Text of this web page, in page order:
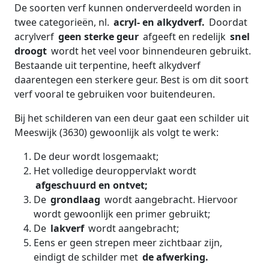
De soorten verf kunnen onderverdeeld worden in
twee categorieën, nl. acryl- en alkydverf. Doordat
acrylverf geen sterke geur afgeeft en redelijk snel
droogt wordt het veel voor binnendeuren gebruikt.
Bestaande uit terpentine, heeft alkydverf
daarentegen een sterkere geur. Best is om dit soort
verf vooral te gebruiken voor buitendeuren.
Bij het schilderen van een deur gaat een schilder uit
Meeswijk (3630) gewoonlijk als volgt te werk:
De deur wordt losgemaakt;
Het volledige deuroppervlakt wordt
afgeschuurd en ontvet;
De grondlaag wordt aangebracht. Hiervoor
wordt gewoonlijk een primer gebruikt;
De lakverf wordt aangebracht;
Eens er geen strepen meer zichtbaar zijn,
eindigt de schilder met de afwerking.